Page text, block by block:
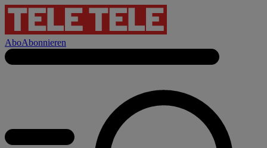
AboAbonnieren